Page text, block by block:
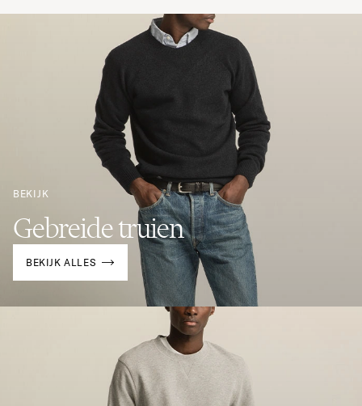
Gebreide truien
BEKIJK
BEKIJK ALLES